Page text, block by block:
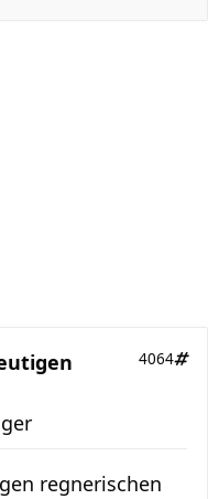
4064
regnerischen